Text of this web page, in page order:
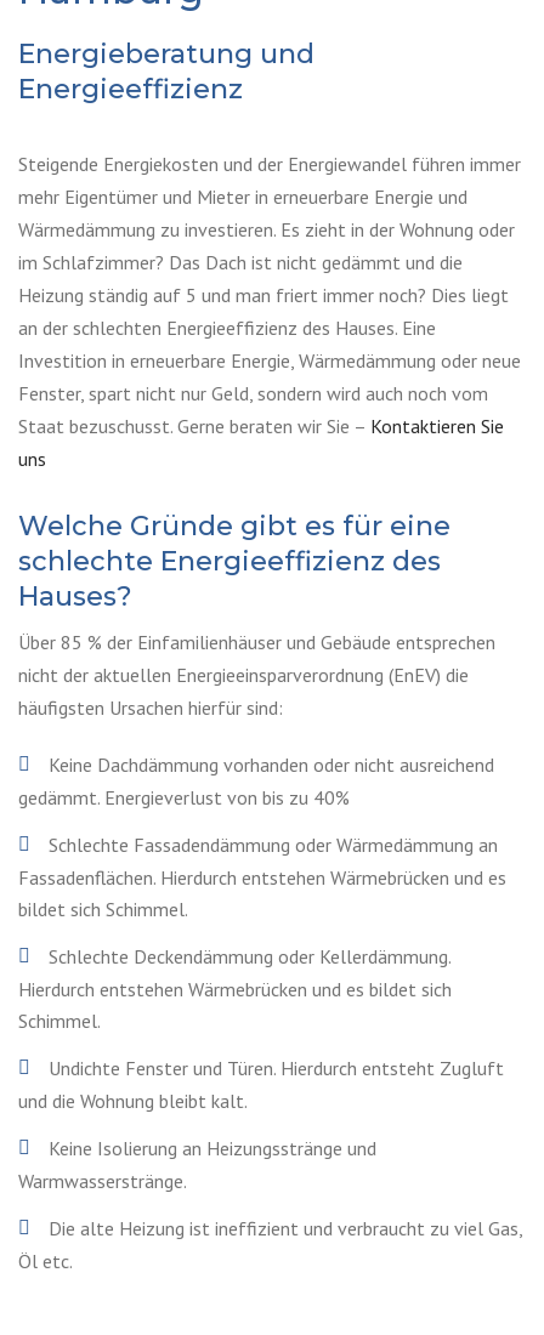
Energieberatung und
Energieeffizienz
Steigende Energiekosten und der Energiewandel führen immer
mehr Eigentümer und Mieter in erneuerbare Energie und
Wärmedämmung zu investieren. Es zieht in der Wohnung oder
im Schlafzimmer? Das Dach ist nicht gedämmt und die
Heizung ständig auf 5 und man friert immer noch? Dies liegt
an der schlechten Energieeffizienz des Hauses. Eine
Investition in erneuerbare Energie, Wärmedämmung oder neue
Fenster, spart nicht nur Geld, sondern wird auch noch vom
Staat bezuschusst. Gerne beraten wir Sie – Kontaktieren Sie
uns
Welche Gründe gibt es für eine
schlechte Energieeffizienz des
Hauses?
Über 85 % der Einfamilienhäuser und Gebäude entsprechen
nicht der aktuellen Energieeinsparverordnung (EnEV) die
häufigsten Ursachen hierfür sind:
Keine Dachdämmung vorhanden oder nicht ausreichend
gedämmt. Energieverlust von bis zu 40%
Schlechte Fassadendämmung oder Wärmedämmung an
Fassadenflächen. Hierdurch entstehen Wärmebrücken und es
bildet sich Schimmel.
Schlechte Deckendämmung oder Kellerdämmung.
Hierdurch entstehen Wärmebrücken und es bildet sich
Schimmel.
Undichte Fenster und Türen. Hierdurch entsteht Zugluft
und die Wohnung bleibt kalt.
Keine Isolierung an Heizungsstränge und
Warmwasserstränge.
Die alte Heizung ist ineffizient und verbraucht zu viel Gas,
Öl etc.